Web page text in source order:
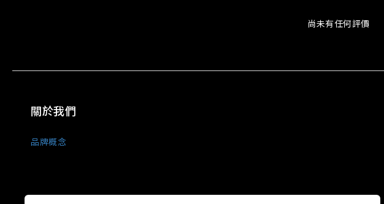
尚未有任何評價
關於我們
品牌概念